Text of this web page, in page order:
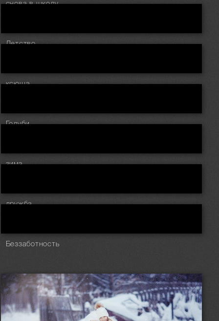
снова в школу
Детство
ксюша
Голуби
зима
дружба
Беззаботность